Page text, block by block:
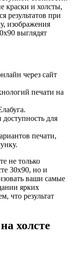
краски и холсты,
результатов при
изображения
выглядят
через сайт
печати на
для
печати,
не только
30х90, но и
ваши самые
ярких
что результат
холсте